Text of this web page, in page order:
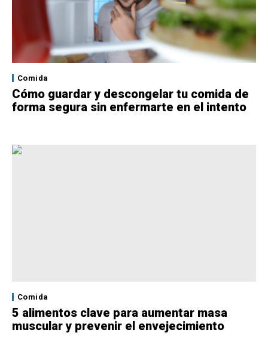
Comida
Cómo guardar y descongelar tu comida de
forma segura sin enfermarte en el intento
Comida
5 alimentos clave para aumentar masa
muscular y prevenir el envejecimiento